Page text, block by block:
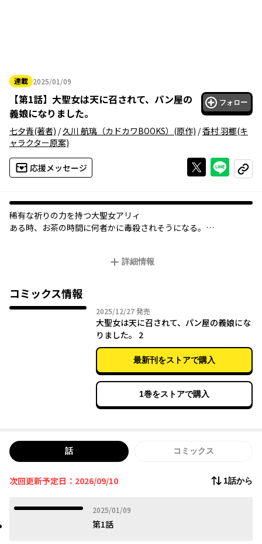
連載 2025/01/09
2025年01月09日
【第1話】 大聖女は天に召されて、パン屋の
義娘になりました。
フォロー
七夕青(著者) /久川 航璃（カドカワBOOKS） (原作) /香村 羽梛(キ
ャラクター原案)
応援メッセージ Xで投稿する
ライン
コピー
稀有な祈りの力を持つ大聖女アリィ――
ある時、お茶の時間に何者かに毒殺されそうになる。
正体を隠して弟子入りしていたところ、そのパン屋の息子がなん
さらに、元婚約者の王太子の側近が、大聖女毒殺犯の捜査のため
に大神殿への潜入を依頼してきて……！？
無自覚に元大聖女の能力を発揮しつつ、犯人捜しの合間においし
いパン作りに励みます♪
詳細情報
コミックス情報
2025/12/272025年12月27日
発売
大聖女は天に召されて、パン屋の義娘にな
りました。 2
最新刊をストアで購入
1巻をストアで購入
話 コミックス
次回更新予定日：2026/09/10 1話から
2025/01/09
2025年01月09日
第1話